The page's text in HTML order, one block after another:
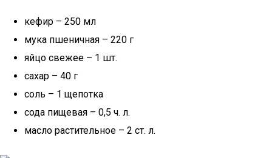
кефир – 250 мл
мука пшеничная – 220 г
яйцо свежее – 1 шт.
сахар – 40 г
соль – 1 щепотка
сода пищевая – 0,5 ч. л.
масло растительное – 2 ст. л.